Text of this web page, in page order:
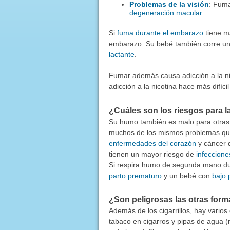
Problemas de la visión:
degeneración macular
Si fuma durante el embarazotiene
embarazo. Su bebé también corre
lactante.
Fumar además causa adicción a la
adicción a la nicotina hace más
¿Cuáles son los riesgos para
Su humo también es malo para
muchos de los mismos problemas
enfermedades del corazón y cáncer
tienen un mayor riesgo de
Si respira humo de segunda mano
parto prematuroy un bebé con bajo
¿Son peligrosas las otras
Además de los cigarrillos, hay
tabaco en cigarros y pipas de agua